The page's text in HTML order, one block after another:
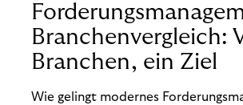
Branchenvergleich:
Branchen, ein Ziel
Wie gelingt modernes